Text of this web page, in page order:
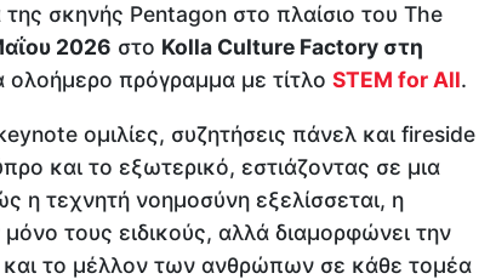
σκηνής Pentagon στο πλαίσιο του The
2026 στο Kolla Culture Factory στη
ολοήμερο πρόγραμμα με τίτλο STEM for All.
ομιλίες, συζητήσεις πάνελ και fireside
και το εξωτερικό, εστιάζοντας σε μια
η τεχνητή νοημοσύνη εξελίσσεται, η
τους ειδικούς, αλλά διαμορφώνει την
και το μέλλον των ανθρώπων σε κάθε τομέα